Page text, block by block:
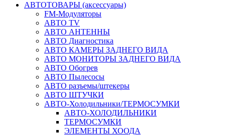
АВТОТОВАРЫ (аксессуары)
FM-Модуляторы
АВТО TV
АВТО АНТЕННЫ
АВТО Диагностика
АВТО КАМЕРЫ ЗАДНЕГО ВИДА
АВТО МОНИТОРЫ ЗАДНЕГО ВИДА
АВТО Обогрев
АВТО Пылесосы
АВТО разъемы/штекеры
АВТО ШТУЧКИ
АВТО-Холодильники/ТЕРМОСУМКИ
АВТО-ХОЛОДИЛЬНИКИ
ТЕРМОСУМКИ
ЭЛЕМЕНТЫ ХООДА